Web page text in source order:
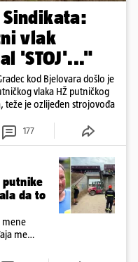
Sindikata:
vlak
'STOJ'..."
kod Bjelovara došlo je
vlaka HŽ putničkog
teže je ozlijeđen strojovođa
177
putnike
da to
mene
me